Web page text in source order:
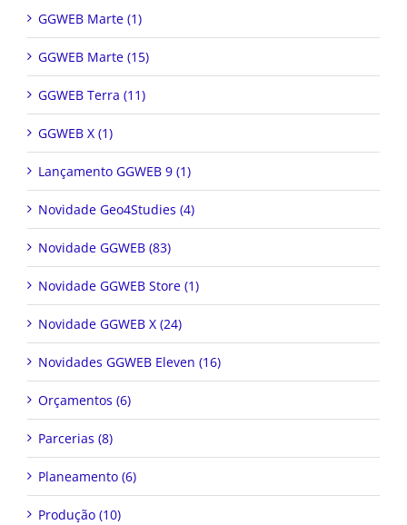
GGWEB Marte (1)
GGWEB Marte (15)
GGWEB Terra (11)
GGWEB X (1)
Lançamento GGWEB 9 (1)
Novidade Geo4Studies (4)
Novidade GGWEB (83)
Novidade GGWEB Store (1)
Novidade GGWEB X (24)
Novidades GGWEB Eleven (16)
Orçamentos (6)
Parcerias (8)
Planeamento (6)
Produção (10)